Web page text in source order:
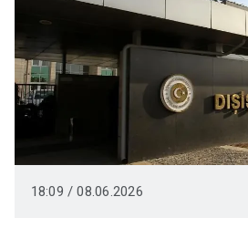
18:09 / 08.06.2026